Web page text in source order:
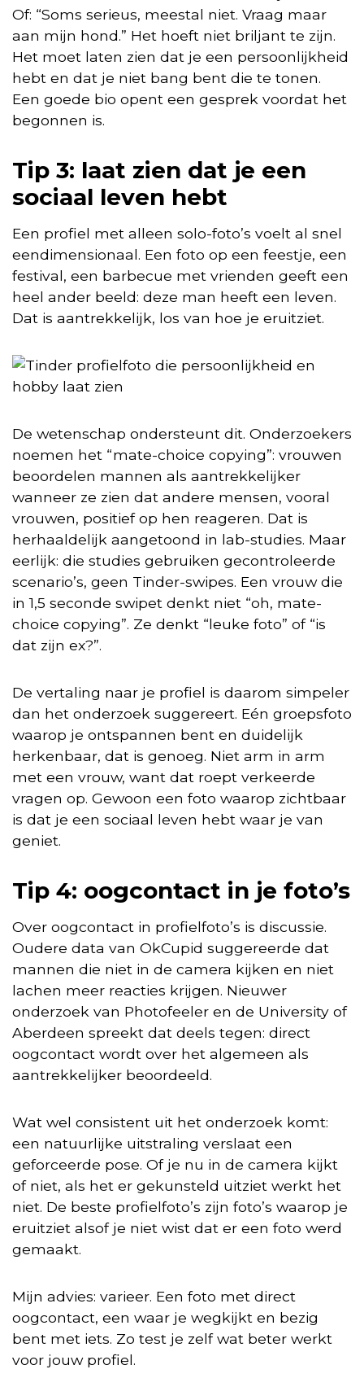
Of: “Soms serieus, meestal niet. Vraag maar
aan mijn hond.” Het hoeft niet briljant te zijn.
Het moet laten zien dat je een persoonlijkheid
hebt en dat je niet bang bent die te tonen.
Een goede bio opent een gesprek voordat het
begonnen is.
Tip 3: laat zien dat je een
sociaal leven hebt
Een profiel met alleen solo-foto’s voelt al snel
eendimensionaal. Een foto op een feestje, een
festival, een barbecue met vrienden geeft een
heel ander beeld: deze man heeft een leven.
Dat is aantrekkelijk, los van hoe je eruitziet.
De wetenschap ondersteunt dit. Onderzoekers
noemen het “mate-choice copying”: vrouwen
beoordelen mannen als aantrekkelijker
wanneer ze zien dat andere mensen, vooral
vrouwen, positief op hen reageren. Dat is
herhaaldelijk aangetoond in lab-studies. Maar
eerlijk: die studies gebruiken gecontroleerde
scenario’s, geen Tinder-swipes. Een vrouw die
in 1,5 seconde swipet denkt niet “oh, mate-
choice copying”. Ze denkt “leuke foto” of “is
dat zijn ex?”.
De vertaling naar je profiel is daarom simpeler
dan het onderzoek suggereert. Eén groepsfoto
waarop je ontspannen bent en duidelijk
herkenbaar, dat is genoeg. Niet arm in arm
met een vrouw, want dat roept verkeerde
vragen op. Gewoon een foto waarop zichtbaar
is dat je een sociaal leven hebt waar je van
geniet.
Tip 4: oogcontact in je foto’s
Over oogcontact in profielfoto’s is discussie.
Oudere data van OkCupid suggereerde dat
mannen die niet in de camera kijken en niet
lachen meer reacties krijgen. Nieuwer
onderzoek van Photofeeler en de University of
Aberdeen spreekt dat deels tegen: direct
oogcontact wordt over het algemeen als
aantrekkelijker beoordeeld.
Wat wel consistent uit het onderzoek komt:
een natuurlijke uitstraling verslaat een
geforceerde pose. Of je nu in de camera kijkt
of niet, als het er gekunsteld uitziet werkt het
niet. De beste profielfoto’s zijn foto’s waarop je
eruitziet alsof je niet wist dat er een foto werd
gemaakt.
Mijn advies: varieer. Een foto met direct
oogcontact, een waar je wegkijkt en bezig
bent met iets. Zo test je zelf wat beter werkt
voor jouw profiel.